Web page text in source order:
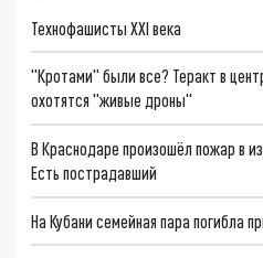
Технофашисты XXI века
"Кротами" были все? Теракт в
охотятся "живые дроны"
В Краснодаре произошёл пожар в
Есть пострадавший
На Кубани семейная пара погибла